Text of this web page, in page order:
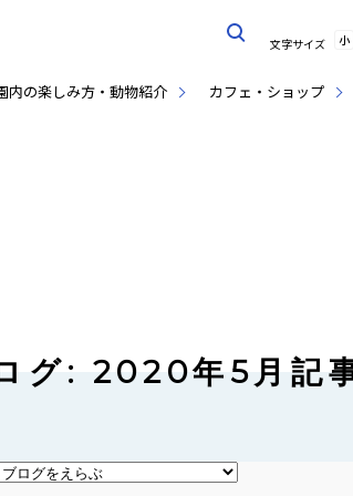
内の楽しみ方・動物紹介 カフェ・ショップ
文字サイズ 小
グ: 2020年5月記